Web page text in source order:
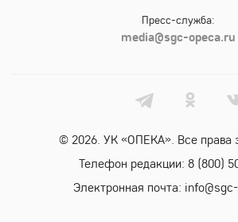
Пресс-служба:
media@sgc-opeca.ru
© 2026. УК «ОПЕКА». Все права
Телефон редакции: 8 (800)
Электронная почта: